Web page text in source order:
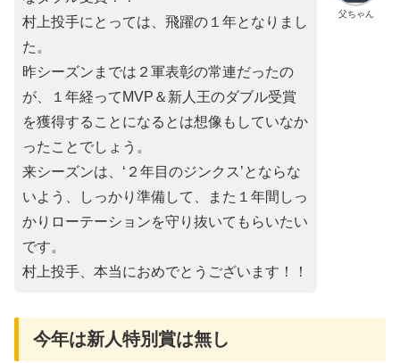
父ちゃん
村上投手にとっては、飛躍の１年となりまし
た。
昨シーズンまでは２軍表彰の常連だったの
が、１年経ってMVP＆新人王のダブル受賞
を獲得することになるとは想像もしていなか
ったことでしょう。
来シーズンは、‘２年目のジンクス’とならな
いよう、しっかり準備して、また１年間しっ
かりローテーションを守り抜いてもらいたい
です。
村上投手、本当におめでとうございます！！
今年は新人特別賞は無し